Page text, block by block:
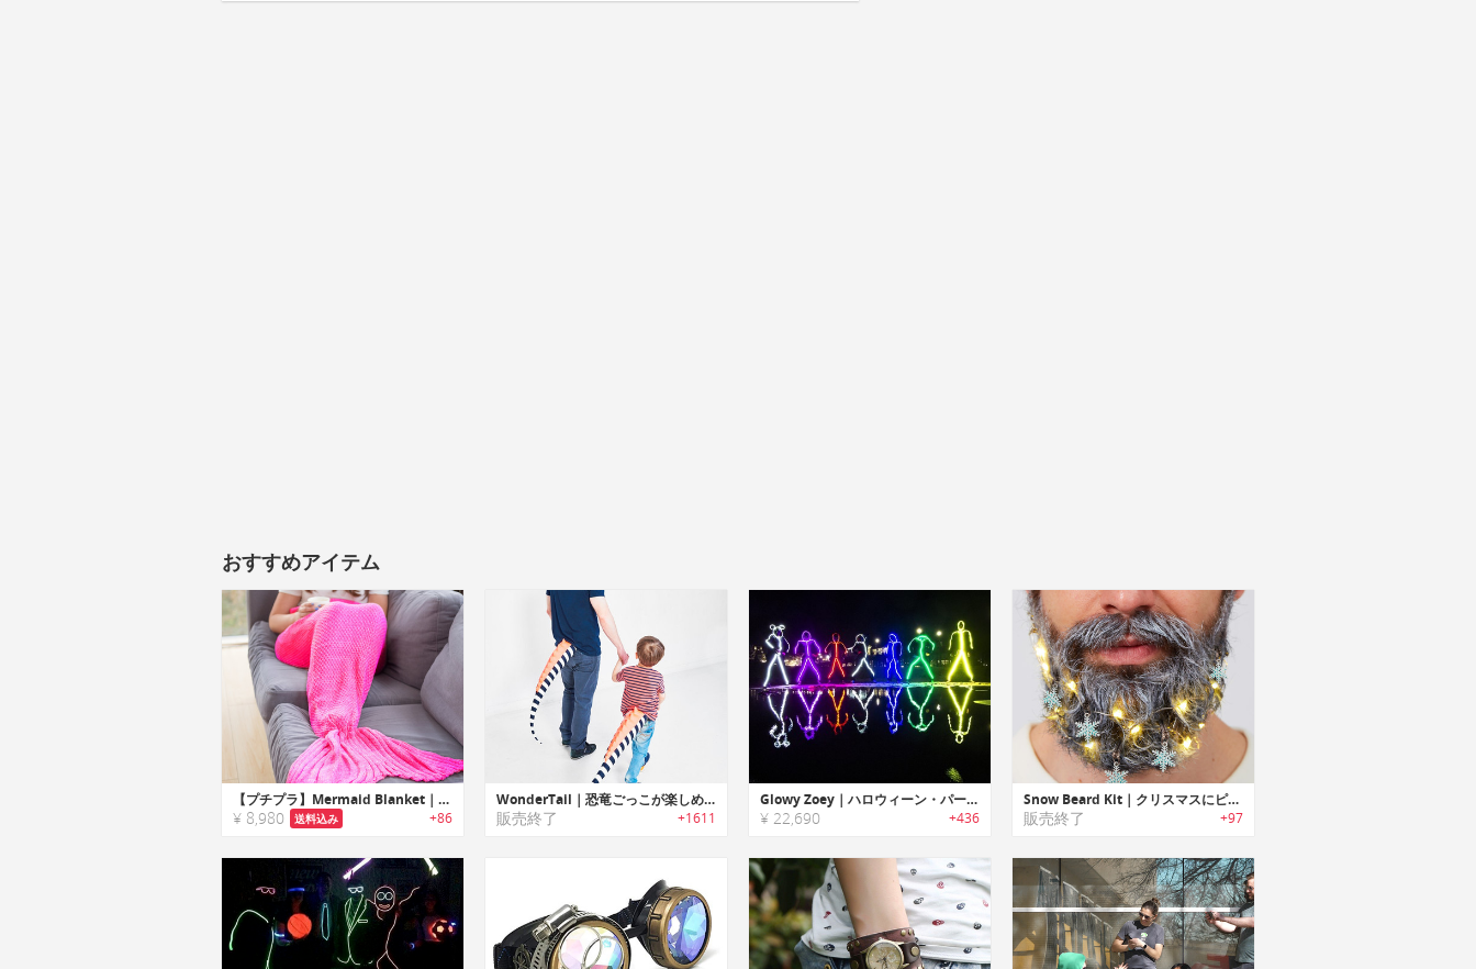
おすすめアイテム
【プチプラ】Mermaid Blanket｜足元を暖かく包み込むマーメイドブランケット
¥ 8,980 送料込み +86
WonderTail｜恐竜ごっこが楽しめるしっぽ「ワンダーテール」
販売終了 +1611
Glowy Zoey｜ハロウィーン・パーティに最適な棒人間LEDスーツコスチューム
¥ 22,690 +436
Snow Beard Kit｜クリスマスにピッタリの髭用オーナメントアクセサリー
販売終了 +97